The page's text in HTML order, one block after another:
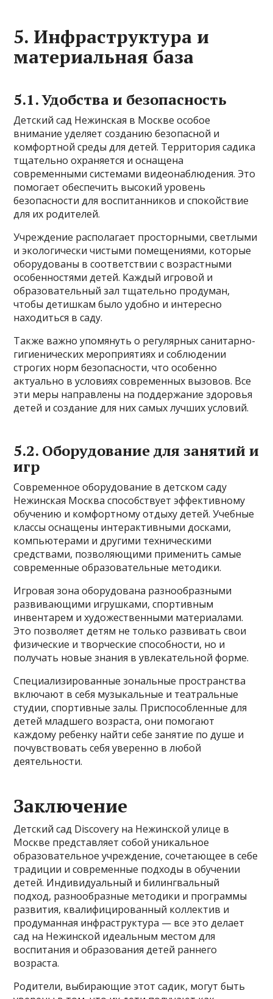
5. Инфраструктура и
материальная база
5.1. Удобства и безопасность
Детский сад Нежинская в Москве особое
внимание уделяет созданию безопасной и
комфортной среды для детей. Территория садика
тщательно охраняется и оснащена
современными системами видеонаблюдения. Это
помогает обеспечить высокий уровень
безопасности для воспитанников и спокойствие
для их родителей.
Учреждение располагает просторными, светлыми
и экологически чистыми помещениями, которые
оборудованы в соответствии с возрастными
особенностями детей. Каждый игровой и
образовательный зал тщательно продуман,
чтобы детишкам было удобно и интересно
находиться в саду.
Также важно упомянуть о регулярных санитарно-
гигиенических мероприятиях и соблюдении
строгих норм безопасности, что особенно
актуально в условиях современных вызовов. Все
эти меры направлены на поддержание здоровья
детей и создание для них самых лучших условий.
5.2. Оборудование для занятий и
игр
Современное оборудование в детском саду
Нежинская Москва способствует эффективному
обучению и комфортному отдыху детей. Учебные
классы оснащены интерактивными досками,
компьютерами и другими техническими
средствами, позволяющими применить самые
современные образовательные методики.
Игровая зона оборудована разнообразными
развивающими игрушками, спортивным
инвентарем и художественными материалами.
Это позволяет детям не только развивать свои
физические и творческие способности, но и
получать новые знания в увлекательной форме.
Специализированные зональные пространства
включают в себя музыкальные и театральные
студии, спортивные залы. Приспособленные для
детей младшего возраста, они помогают
каждому ребенку найти себе занятие по душе и
почувствовать себя уверенно в любой
деятельности.
Заключение
Детский сад Discovery на Нежинской улице в
Москве представляет собой уникальное
образовательное учреждение, сочетающее в себе
традиции и современные подходы в обучении
детей. Индивидуальный и билингвальный
подход, разнообразные методики и программы
развития, квалифицированный коллектив и
продуманная инфраструктура — все это делает
сад на Нежинской идеальным местом для
воспитания и образования детей раннего
возраста.
Родители, выбирающие этот садик, могут быть